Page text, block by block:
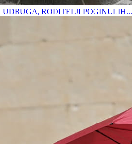
UDRUGA, RODITELJI POGINULIH...